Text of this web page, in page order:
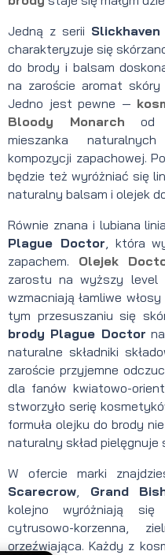
Jedną z serii Slickhaven
charakteryzuje się
do brody i balsam
na zaroście aromat
Jedno jest pewne —
Bloody Monarch od
mieszanka
kompozycji zapachowej.
będzie też wyróżniać się
naturalny balsam i olejek
Równie znana i lubiana
Plague Doctor, która
zapachem.
Olejek
zarostu na wyższy
wzmacniają łamliwe
tym przesuszaniu się
brody Plague Doctor
naturalne składniki
zaroście przyjemne
dla fanów kwiatowo-
stworzyło serię
formuła olejku do brody
naturalny skład pielęgnuje
W ofercie marki
Scarecrow, Grand
kolejno wyróżniają się
cytrusowo-korzenna,
orzeźwiająca. Każdy z